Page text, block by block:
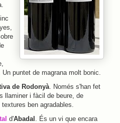
puntet de magrana molt bonic.
de Rodonyà. Només s'han fet
llaminer i fàcil de beure, de
ben agradables.
d'Abadal
. És un vi que encara